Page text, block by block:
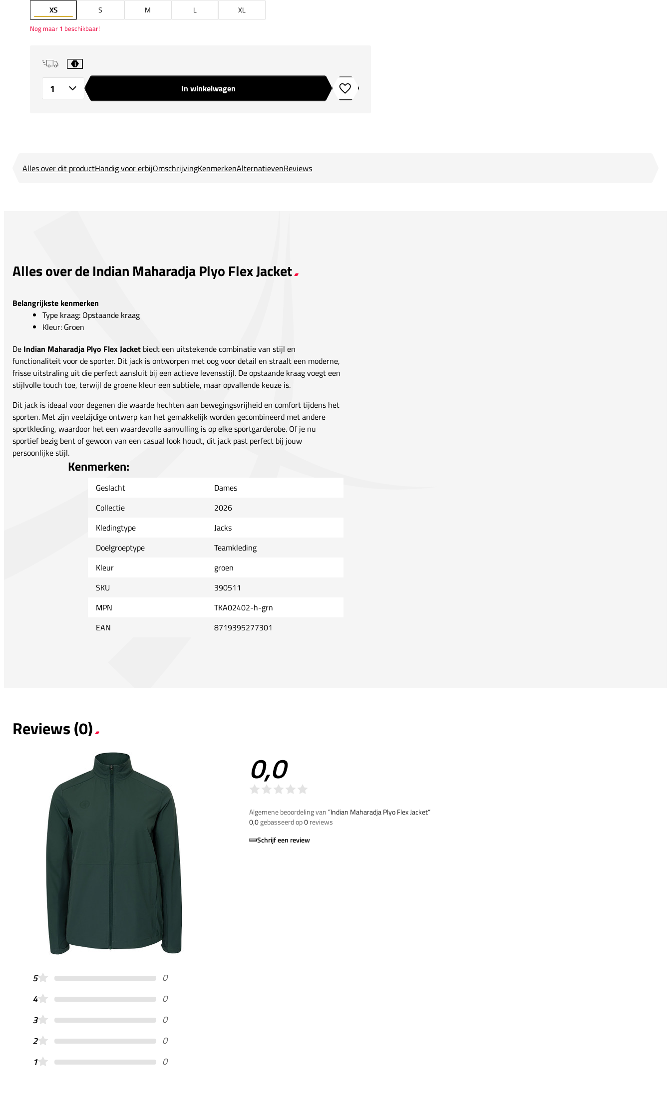
XS S M L XL
Nog maar 1 beschikbaar!
i
In winkelwagen Toevoegen aan verlanglijstje
Alles over dit productHandig voor erbijOmschrijvingKenmerkenAlternatievenReviews
Alles over de Indian Maharadja Plyo Flex Jacket
Belangrijkste kenmerken
Type kraag: Opstaande kraag
Kleur: Groen
De Indian Maharadja Plyo Flex Jacket biedt een uitstekende combinatie van stijl en
functionaliteit voor de sporter. Dit jack is ontworpen met oog voor detail en straalt een moderne,
frisse uitstraling uit die perfect aansluit bij een actieve levensstijl. De opstaande kraag voegt een
stijlvolle touch toe, terwijl de groene kleur een subtiele, maar opvallende keuze is.
Dit jack is ideaal voor degenen die waarde hechten aan bewegingsvrijheid en comfort tijdens het
sporten. Met zijn veelzijdige ontwerp kan het gemakkelijk worden gecombineerd met andere
sportkleding, waardoor het een waardevolle aanvulling is op elke sportgarderobe. Of je nu
sportief bezig bent of gewoon van een casual look houdt, dit jack past perfect bij jouw
persoonlijke stijl.
Kenmerken:
Geslacht
Dames
Collectie
2026
Kledingtype
Jacks
Doelgroeptype
Teamkleding
Kleur
groen
SKU
390511
MPN
TKA02402-h-grn
EAN
8719395277301
Reviews (0)
0,0
Algemene beoordeling van”Indian Maharadja Plyo Flex Jacket“
0,0gebasseerd op0reviews
Schrijf een review
5
0
4
0
3
0
2
0
1
0